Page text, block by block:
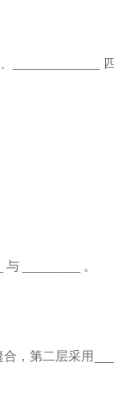
____________
________ 。
，第二层采用